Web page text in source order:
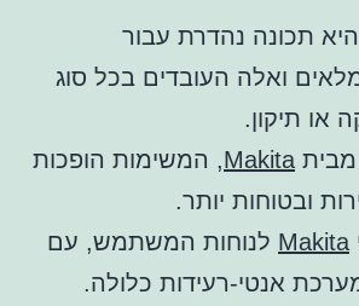
היא תכונה נהדרת עבור
ואלה העובדים בכל סוג
או תיקון.
Makita, המשימות הופכות
ובטוחות יותר.
Makita לנוחות המשתמש, עם
אנטי-רעידות כלולה.